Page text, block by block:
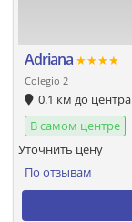
Adriana ★★★★
Colegio 2
0.1 км до центра
В самом центре
По отзывам
Уточнить цену